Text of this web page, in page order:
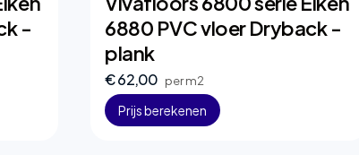
-
6880 PVC vloer Dryback -
plank
€ 62,00 per m2
Prijs berekenen